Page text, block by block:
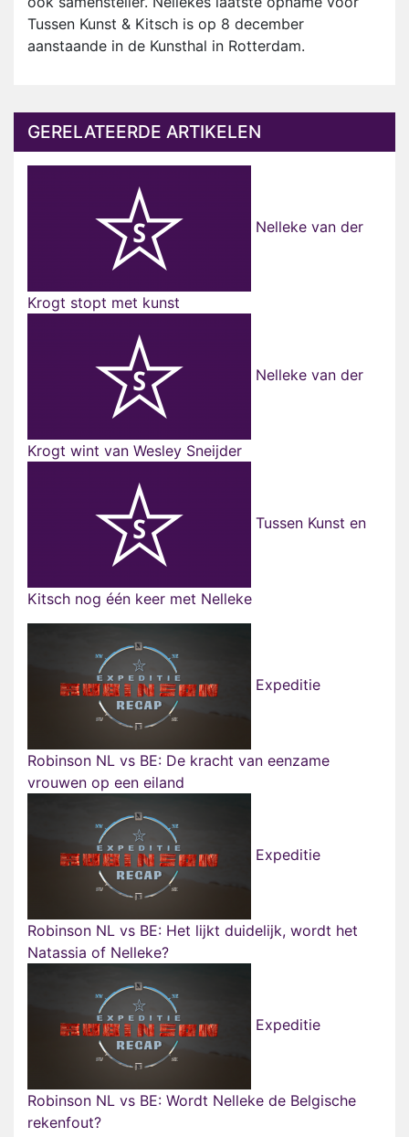
Tussen Kunst & Kitsch is op 8 december
aanstaande in de Kunsthal in Rotterdam.
GERELATEERDE ARTIKELEN
Nelleke van der
Krogt stopt met kunst
Nelleke van der
Krogt wint van Wesley Sneijder
Tussen Kunst en
Kitsch nog één keer met Nelleke
Expeditie
Robinson NL vs BE: De kracht van eenzame
vrouwen op een eiland
Expeditie
Robinson NL vs BE: Het lijkt duidelijk, wordt het
Natassia of Nelleke?
Expeditie
Robinson NL vs BE: Wordt Nelleke de Belgische
rekenfout?